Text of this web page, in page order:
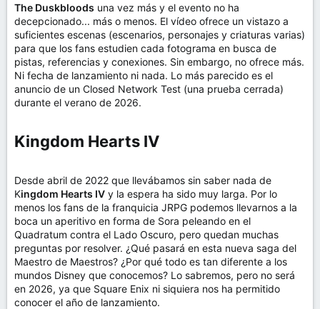
The Duskbloods una vez más y el evento no ha
decepcionado... más o menos. El vídeo ofrece un vistazo a
suficientes escenas (escenarios, personajes y criaturas varias)
para que los fans estudien cada fotograma en busca de
pistas, referencias y conexiones. Sin embargo, no ofrece más.
Ni fecha de lanzamiento ni nada. Lo más parecido es el
anuncio de un Closed Network Test (una prueba cerrada)
durante el verano de 2026.
Kingdom Hearts IV​
Desde abril de 2022 que llevábamos sin saber nada de
Kingdom Hearts IV y la espera ha sido muy larga. Por lo
menos los fans de la franquicia JRPG podemos llevarnos a la
boca un aperitivo en forma de Sora peleando en el
Quadratum contra el Lado Oscuro, pero quedan muchas
preguntas por resolver. ¿Qué pasará en esta nueva saga del
Maestro de Maestros? ¿Por qué todo es tan diferente a los
mundos Disney que conocemos? Lo sabremos, pero no será
en 2026, ya que Square Enix ni siquiera nos ha permitido
conocer el año de lanzamiento.